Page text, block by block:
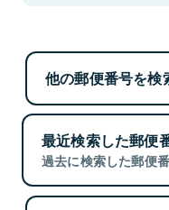
他の郵便番号を検
最近検索した郵便
過去に検索した郵便